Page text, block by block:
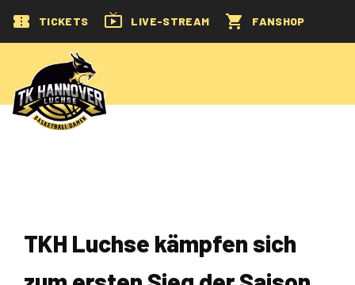
TICKETS LIVE-STREAM FANSHOP
TKH Luchse kämpfen sich